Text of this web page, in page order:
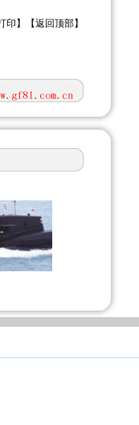
印 】【返回顶部】